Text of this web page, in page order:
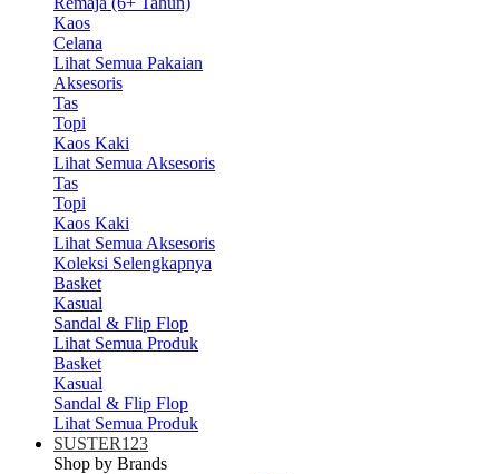
Kaos
Celana
Lihat Semua Pakaian
Aksesoris
Tas
Topi
Kaos Kaki
Lihat Semua Aksesoris
Tas
Topi
Kaos Kaki
Lihat Semua Aksesoris
Koleksi Selengkapnya
Basket
Kasual
Sandal & Flip Flop
Lihat Semua Produk
Basket
Kasual
Sandal & Flip Flop
Lihat Semua Produk
SUSTER123
Shop by Brands